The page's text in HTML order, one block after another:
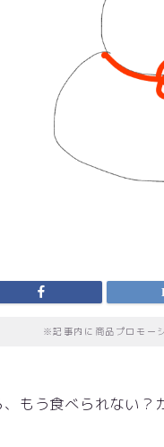
※記事内に商品プロモー
もう食べられない